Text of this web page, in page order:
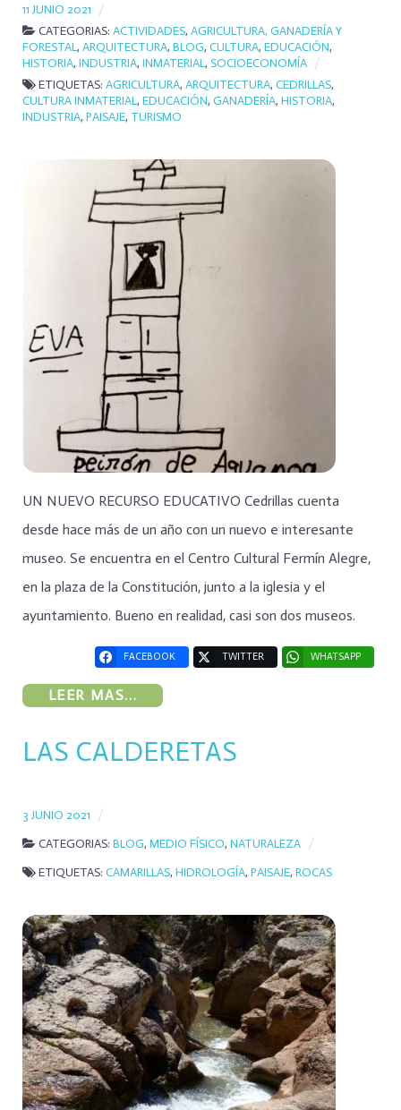
11 JUNIO 2021
CATEGORIAS: ACTIVIDADES, AGRICULTURA, GANADERÍA Y
FORESTAL, ARQUITECTURA, BLOG, CULTURA, EDUCACIÓN,
HISTORIA, INDUSTRIA, INMATERIAL, SOCIOECONOMÍA
ETIQUETAS: AGRICULTURA, ARQUITECTURA, CEDRILLAS,
CULTURA INMATERIAL, EDUCACIÓN, GANADERÍA, HISTORIA,
INDUSTRIA, PAISAJE, TURISMO
UN NUEVO RECURSO EDUCATIVO Cedrillas cuenta
desde hace más de un año con un nuevo e interesante
museo. Se encuentra en el Centro Cultural Fermín Alegre,
en la plaza de la Constitución, junto a la iglesia y el
ayuntamiento. Bueno en realidad, casi son dos museos.
FACEBOOK TWITTER WHATSAPP
LEER MAS...
LAS CALDERETAS
3 JUNIO 2021
CATEGORIAS: BLOG, MEDIO FÍSICO, NATURALEZA
ETIQUETAS: CAMARILLAS, HIDROLOGÍA, PAISAJE, ROCAS